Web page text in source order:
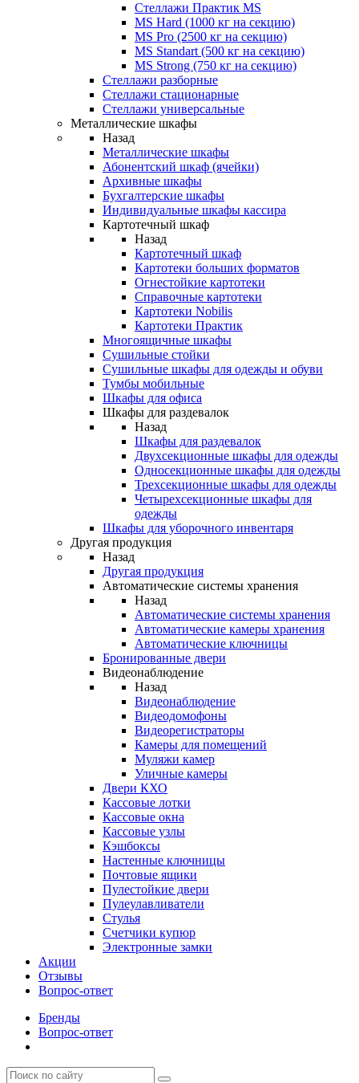
Стеллажи Практик MS
MS Hard (1000 кг на секцию)
MS Pro (2500 кг на секцию)
MS Standart (500 кг на секцию)
MS Strong (750 кг на секцию)
Стеллажи разборные
Стеллажи стационарные
Стеллажи универсальные
Металлические шкафы
Назад
Металлические шкафы
Абонентский шкаф (ячейки)
Архивные шкафы
Бухгалтерские шкафы
Индивидуальные шкафы кассира
Картотечный шкаф
Назад
Картотечный шкаф
Картотеки больших форматов
Огнестойкие картотеки
Справочные картотеки
Картотеки Nobilis
Картотеки Практик
Многоящичные шкафы
Сушильные стойки
Сушильные шкафы для одежды и обуви
Тумбы мобильные
Шкафы для офиса
Шкафы для раздевалок
Назад
Шкафы для раздевалок
Двухсекционные шкафы для одежды
Односекционные шкафы для одежды
Трехсекционные шкафы для одежды
Четырехсекционные шкафы для
одежды
Шкафы для уборочного инвентаря
Другая продукция
Назад
Другая продукция
Автоматические системы хранения
Назад
Автоматические системы хранения
Автоматические камеры хранения
Автоматические ключницы
Бронированные двери
Видеонаблюдение
Назад
Видеонаблюдение
Видеодомофоны
Видеорегистраторы
Камеры для помещений
Муляжи камер
Уличные камеры
Двери КХО
Кассовые лотки
Кассовые окна
Кассовые узлы
Кэшбоксы
Настенные ключницы
Почтовые ящики
Пулестойкие двери
Пулеулавливатели
Стулья
Счетчики купюр
Электронные замки
Акции
Отзывы
Вопрос-ответ
Бренды
Вопрос-ответ